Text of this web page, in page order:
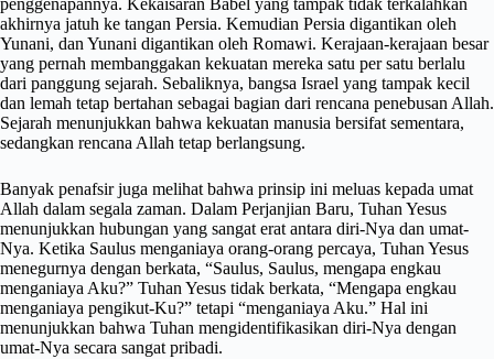
penggenapannya. Kekaisaran Babel yang tampak tidak terkalahkan
akhirnya jatuh ke tangan Persia. Kemudian Persia digantikan oleh
Yunani, dan Yunani digantikan oleh Romawi. Kerajaan-kerajaan besar
yang pernah membanggakan kekuatan mereka satu per satu berlalu
dari panggung sejarah. Sebaliknya, bangsa Israel yang tampak kecil
dan lemah tetap bertahan sebagai bagian dari rencana penebusan Allah.
Sejarah menunjukkan bahwa kekuatan manusia bersifat sementara,
sedangkan rencana Allah tetap berlangsung.
Banyak penafsir juga melihat bahwa prinsip ini meluas kepada umat
Allah dalam segala zaman. Dalam Perjanjian Baru, Tuhan Yesus
menunjukkan hubungan yang sangat erat antara diri-Nya dan umat-
Nya. Ketika Saulus menganiaya orang-orang percaya, Tuhan Yesus
menegurnya dengan berkata, “Saulus, Saulus, mengapa engkau
menganiaya Aku?” Tuhan Yesus tidak berkata, “Mengapa engkau
menganiaya pengikut-Ku?” tetapi “menganiaya Aku.” Hal ini
menunjukkan bahwa Tuhan mengidentifikasikan diri-Nya dengan
umat-Nya secara sangat pribadi.